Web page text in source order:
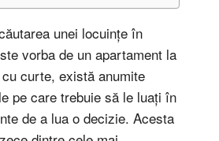
unei locuințe în
vorba de un apartament la
curte, există anumite
pe care trebuie să le luați în
de a lua o decizie. Acesta